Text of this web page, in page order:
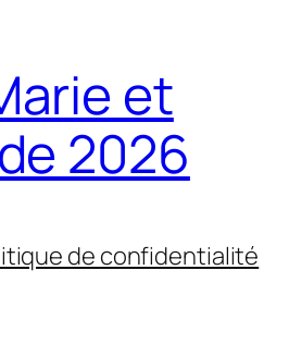
et
2026
de confidentialité